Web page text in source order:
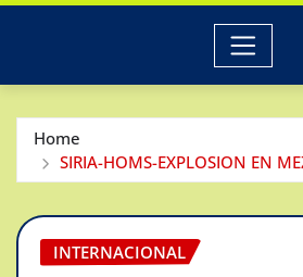
Home
SIRIA-HOMS-EXPLOSION EN
INTERNACIONAL